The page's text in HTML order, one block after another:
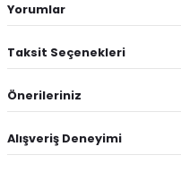
Yorumlar
Taksit Seçenekleri
Önerileriniz
Alışveriş Deneyimi